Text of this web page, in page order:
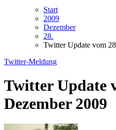
Start
2009
Dezember
28.
Twitter Update vom
Twitter-Meldung
Twitter Update
Dezember 2009